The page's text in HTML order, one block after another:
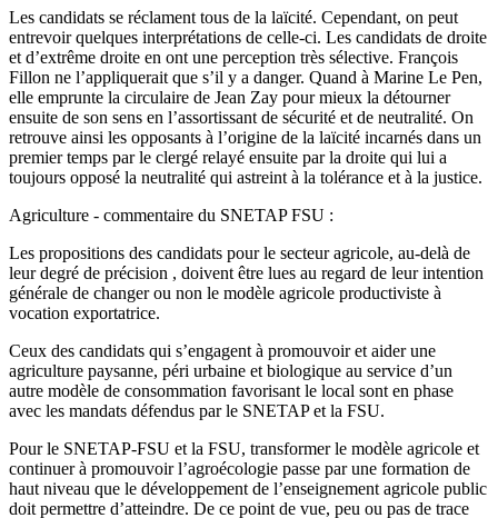
Les candidats se réclament tous de la laïcité. Cependant, on peut
entrevoir quelques interprétations de celle-ci. Les candidats de droite
et d’extrême droite en ont une perception très sélective. François
Fillon ne l’appliquerait que s’il y a danger. Quand à Marine Le Pen,
elle emprunte la circulaire de Jean Zay pour mieux la détourner
ensuite de son sens en l’assortissant de sécurité et de neutralité. On
retrouve ainsi les opposants à l’origine de la laïcité incarnés dans un
premier temps par le clergé relayé ensuite par la droite qui lui a
toujours opposé la neutralité qui astreint à la tolérance et à la justice.
Agriculture - commentaire du SNETAP FSU :
Les propositions des candidats pour le secteur agricole, au-delà de
leur degré de précision , doivent être lues au regard de leur intention
générale de changer ou non le modèle agricole productiviste à
vocation exportatrice.
Ceux des candidats qui s’engagent à promouvoir et aider une
agriculture paysanne, péri urbaine et biologique au service d’un
autre modèle de consommation favorisant le local sont en phase
avec les mandats défendus par le SNETAP et la FSU.
Pour le SNETAP-FSU et la FSU, transformer le modèle agricole et
continuer à promouvoir l’agroécologie passe par une formation de
haut niveau que le développement de l’enseignement agricole public
doit permettre d’atteindre. De ce point de vue, peu ou pas de trace